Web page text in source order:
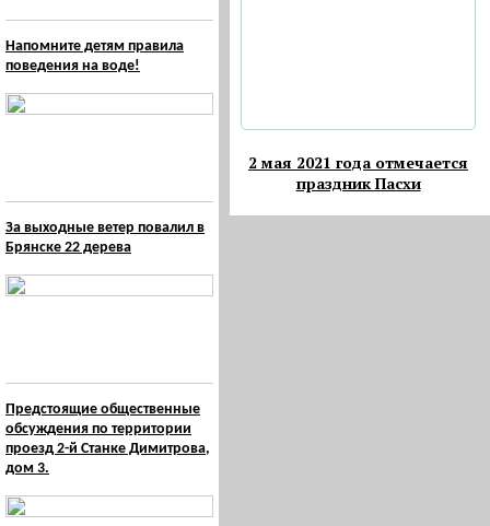
Напомните детям правила
поведения на воде!
За выходные ветер повалил в
Брянске 22 дерева
Предстоящие общественные
обсуждения по территории
проезд 2-й Станке Димитрова,
дом 3.
2 мая 2021 года отмечается
праздник Пасхи